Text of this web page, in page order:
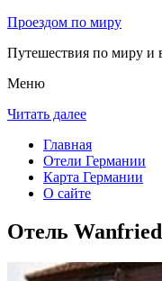
Проездом по миру
Путешествия по миру и
Меню
Читать далее
Главная
Отели Германии
Карта Германии
О сайте
Отель